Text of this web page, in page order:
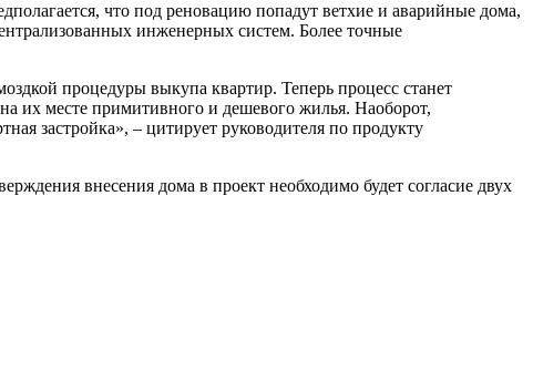
что под реновацию попадут ветхие и аварийные дома,
инженерных систем. Более точные
процедуры выкупа квартир. Теперь процесс станет
их месте примитивного и дешевого жилья. Наоборот,
застройка», – цитирует руководителя по продукту
внесения дома в проект необходимо будет согласие двух